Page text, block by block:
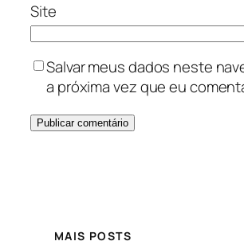
Site
Salvar meus dados neste
a próxima vez que eu
MAIS POSTS